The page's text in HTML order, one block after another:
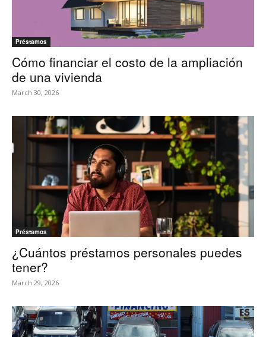
Préstamos
Cómo financiar el costo de la ampliación
de una vivienda
March 30, 2026
Préstamos
¿Cuántos préstamos personales puedes
tener?
March 29, 2026